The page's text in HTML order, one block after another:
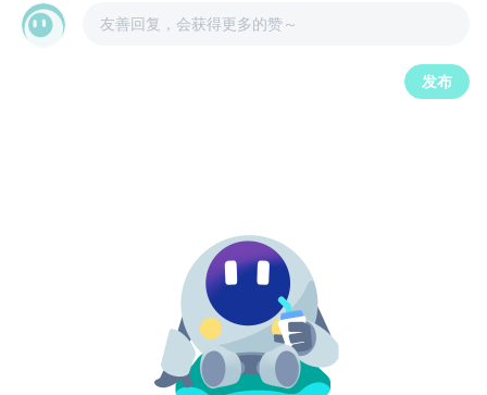
友善回复，会获得更多的赞～
发布